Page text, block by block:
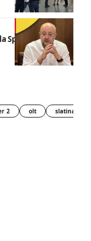
Spitalul Mihăești
2 olt slatina